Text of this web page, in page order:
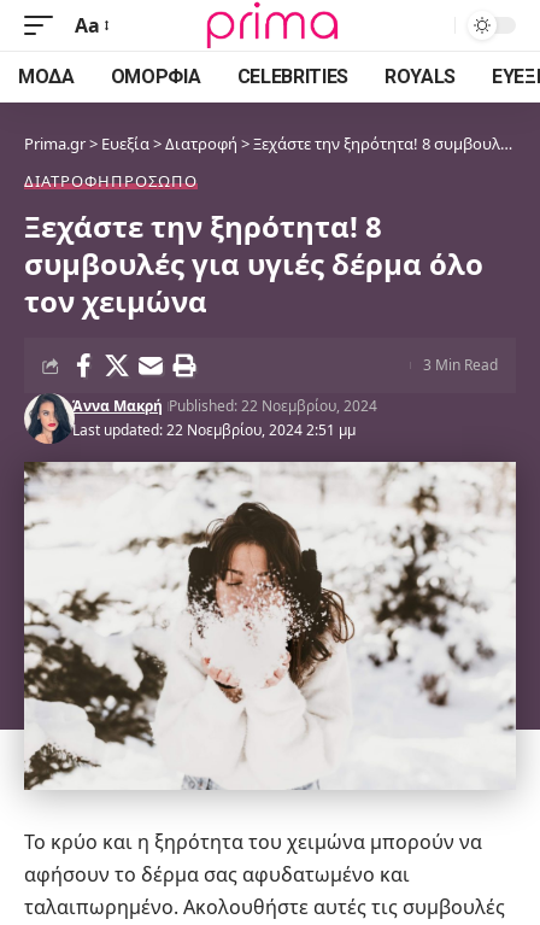
Font
Resizer
Aa
ΜΌΔΑ ΟΜΟΡΦΙΆ CELEBRITIES ROYALS
Prima.gr> Ευεξία>Διατροφή >Ξεχάστε την ξηρότητα! 8 συμβουλές για υγιές δέρμα όλο τον χειμώνα
ΔΙΑΤΡΟΦΉΠΡΌΣΩΠΟ
Ξεχάστε την ξηρότητα! 8
συμβουλές για υγιές δέρμα όλο
τον χειμώνα
Last updated: 22 Νοεμβρίου, 2024 2:51 μμ
Άννα Μακρή Published: 22 Νοεμβρίου, 2024
3 Min Read
Το κρύο και η ξηρότητα του χειμώνα μπορούν να
αφήσουν το δέρμα σας αφυδατωμένο και
ταλαιπωρημένο. Ακολουθήστε αυτές τις συμβουλές